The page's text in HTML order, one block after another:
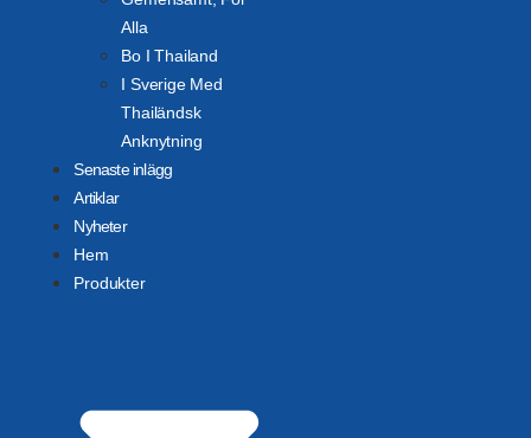
Alla
Bo I Thailand
I Sverige Med
Thailändsk
Anknytning
Senaste inlägg
Artiklar
Nyheter
Hem
Produkter